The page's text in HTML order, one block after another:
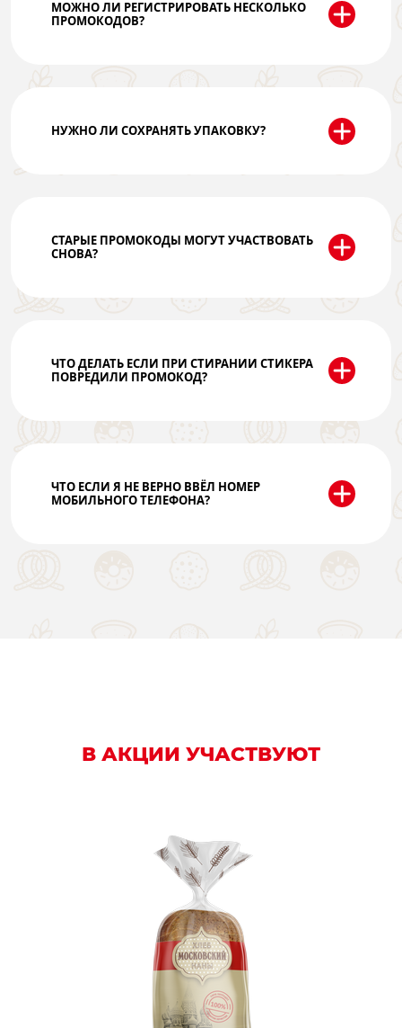
МОЖНО ЛИ РЕГИСТРИРОВАТЬ НЕСКОЛЬКО
ПРОМОКОДОВ?
НУЖНО ЛИ СОХРАНЯТЬ УПАКОВКУ?
СТАРЫЕ ПРОМОКОДЫ МОГУТ УЧАСТВОВАТЬ
СНОВА?
ЧТО ДЕЛАТЬ ЕСЛИ ПРИ СТИРАНИИ СТИКЕРА
ПОВРЕДИЛИ ПРОМОКОД?
ЧТО ЕСЛИ Я НЕ ВЕРНО ВВЁЛ НОМЕР
МОБИЛЬНОГО ТЕЛЕФОНА?
В АКЦИИ УЧАСТВУЮТ